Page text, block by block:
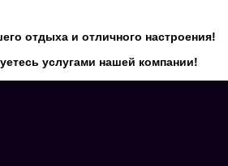
отдыха и отличного настроения!
услугами нашей компании!